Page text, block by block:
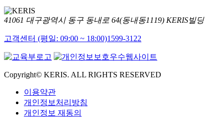
41061 대구광역시 동구 동내로 64(동내동1119) KERIS빌딩
고객센터 (평일: 09:00 ~ 18:00)1599-3122
Copyright© KERIS. ALL RIGHTS RESERVED
이용약관
개인정보처리방침
개인정보 재동의